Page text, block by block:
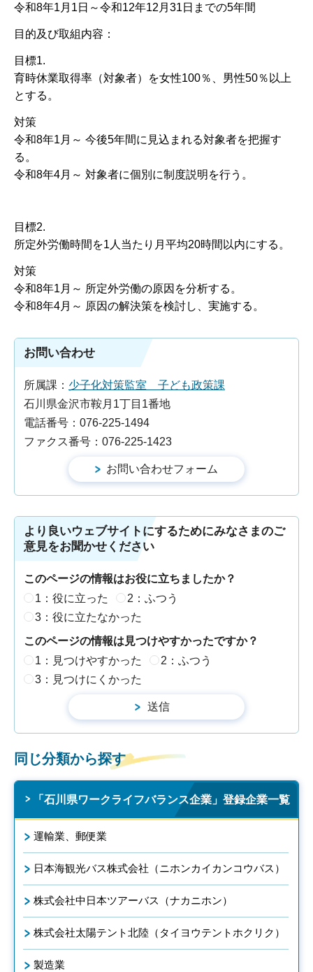
令和8年1月1日～令和12年12月31日までの5年間
目的及び取組内容：
目標1.
育時休業取得率（対象者）を女性100％、男性50％以上
とする。
対策
令和8年1月～ 今後5年間に見込まれる対象者を把握す
る。
令和8年4月～ 対象者に個別に制度説明を行う。
目標2.
所定外労働時間を1人当たり月平均20時間以内にする。
対策
令和8年1月～ 所定外労働の原因を分析する。
令和8年4月～ 原因の解決策を検討し、実施する。
お問い合わせ
所属課： 少子化対策監室 子ども政策課
石川県金沢市鞍月1丁目1番地
電話番号：076-225-1494
ファクス番号：076-225-1423
より良いウェブサイトにするためにみなさまのご
意見をお聞かせください
このページの情報はお役に立ちましたか？
1：役に立った
2：ふつう
3：役に立たなかった
このページの情報は見つけやすかったですか？
1：見つけやすかった
2：ふつう
3：見つけにくかった
同じ分類から探す
「石川県ワークライフバランス企業」登録企業一覧
運輸業、郵便業
日本海観光バス株式会社（ニホンカイカンコウバス）
株式会社中日本ツアーバス（ナカニホン）
株式会社太陽テント北陸（タイヨウテントホクリク）
製造業